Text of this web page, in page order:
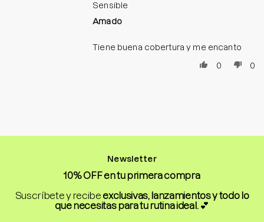
Sensible
Amado
Tiene buena cobertura y me encanto
0
0
Newsletter
10% OFF en tu primera compra
Suscríbete y recibeexclusivas, lanzamientos y todo lo
que necesitas para tu rutina ideal.💕